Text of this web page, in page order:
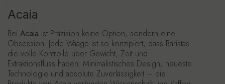
Acaia
Bei Acaia ist Präzision keine Option, sondern eine
Obsession. Jede Waage ist so konzipiert, dass Baristas
die volle Kontrolle über Gewicht, Zeit und
Extraktionsfluss haben. Minimalistisches Design, neueste
Technologie und absolute Zuverlässigkeit – die